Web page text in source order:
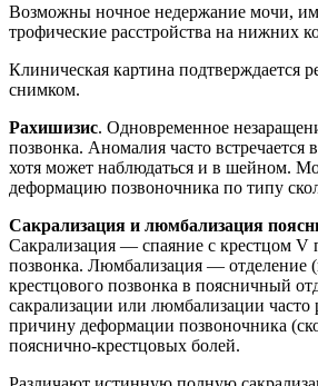
Возможны ночное недержание мочи,
трофические расстройства на нижних
Клиническая картина подтверждается
снимком.
Рахишизис. Одновременное
позвонка. Аномалия часто встречается
хотя может наблюдаться и в шейном.
деформацию позвоночника по типу
Сакрализация и люмбализация
Сакрализа­ция — спаяние с крестцом V
позвонка. Люмбализа­ция — отделение
крестцового позвонка в поясничный
сакрализации или люмбализации часто
причину деформации позвоночника
пояснично-крестцовых болей.